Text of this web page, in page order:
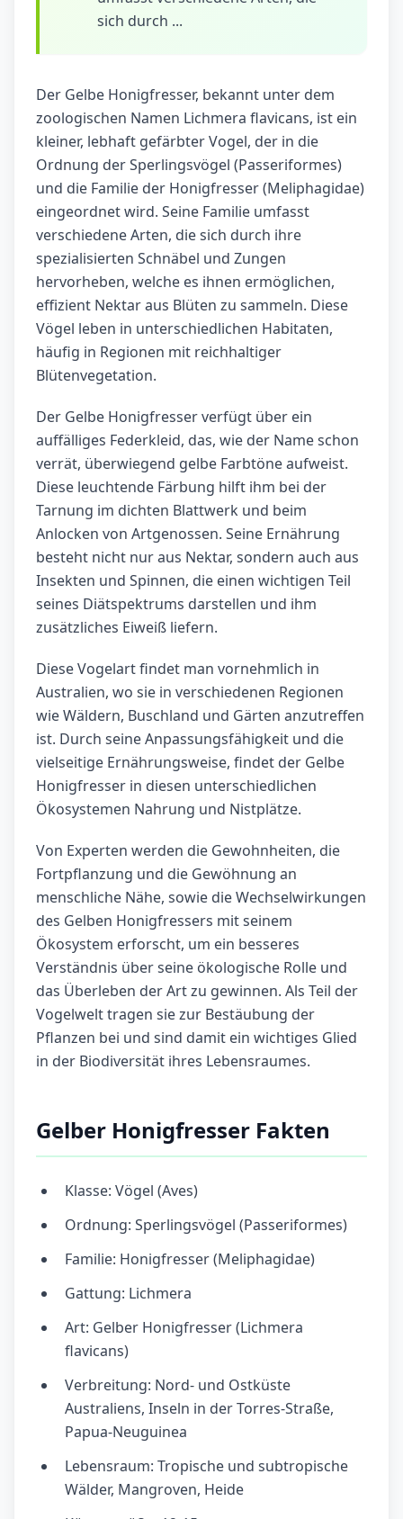
sich durch ...
Der Gelbe Honigfresser, bekannt unter dem
zoologischen Namen Lichmera flavicans, ist ein
kleiner, lebhaft gefärbter Vogel, der in die
Ordnung der Sperlingsvögel (Passeriformes)
und die Familie der Honigfresser (Meliphagidae)
eingeordnet wird. Seine Familie umfasst
verschiedene Arten, die sich durch ihre
spezialisierten Schnäbel und Zungen
hervorheben, welche es ihnen ermöglichen,
effizient Nektar aus Blüten zu sammeln. Diese
Vögel leben in unterschiedlichen Habitaten,
häufig in Regionen mit reichhaltiger
Blütenvegetation.
Der Gelbe Honigfresser verfügt über ein
auffälliges Federkleid, das, wie der Name schon
verrät, überwiegend gelbe Farbtöne aufweist.
Diese leuchtende Färbung hilft ihm bei der
Tarnung im dichten Blattwerk und beim
Anlocken von Artgenossen. Seine Ernährung
besteht nicht nur aus Nektar, sondern auch aus
Insekten und Spinnen, die einen wichtigen Teil
seines Diätspektrums darstellen und ihm
zusätzliches Eiweiß liefern.
Diese Vogelart findet man vornehmlich in
Australien, wo sie in verschiedenen Regionen
wie Wäldern, Buschland und Gärten anzutreffen
ist. Durch seine Anpassungsfähigkeit und die
vielseitige Ernährungsweise, findet der Gelbe
Honigfresser in diesen unterschiedlichen
Ökosystemen Nahrung und Nistplätze.
Von Experten werden die Gewohnheiten, die
Fortpflanzung und die Gewöhnung an
menschliche Nähe, sowie die Wechselwirkungen
des Gelben Honigfressers mit seinem
Ökosystem erforscht, um ein besseres
Verständnis über seine ökologische Rolle und
das Überleben der Art zu gewinnen. Als Teil der
Vogelwelt tragen sie zur Bestäubung der
Pflanzen bei und sind damit ein wichtiges Glied
in der Biodiversität ihres Lebensraumes.
Gelber Honigfresser Fakten
Klasse: Vögel (Aves)
Ordnung: Sperlingsvögel (Passeriformes)
Familie: Honigfresser (Meliphagidae)
Gattung: Lichmera
Art: Gelber Honigfresser (Lichmera
flavicans)
Verbreitung: Nord- und Ostküste
Australiens, Inseln in der Torres-Straße,
Papua-Neuguinea
Lebensraum: Tropische und subtropische
Wälder, Mangroven, Heide